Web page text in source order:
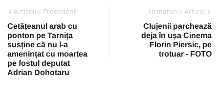
Articolul Precedent
Cetățeanul arab cu
ponton pe Tarnița
susține că nu l-a
amenințat cu moartea
pe fostul deputat
Adrian Dohotaru
Urmatorul Articol
Clujenii parchează
deja în ușa Cinema
Florin Piersic, pe
trotuar - FOTO